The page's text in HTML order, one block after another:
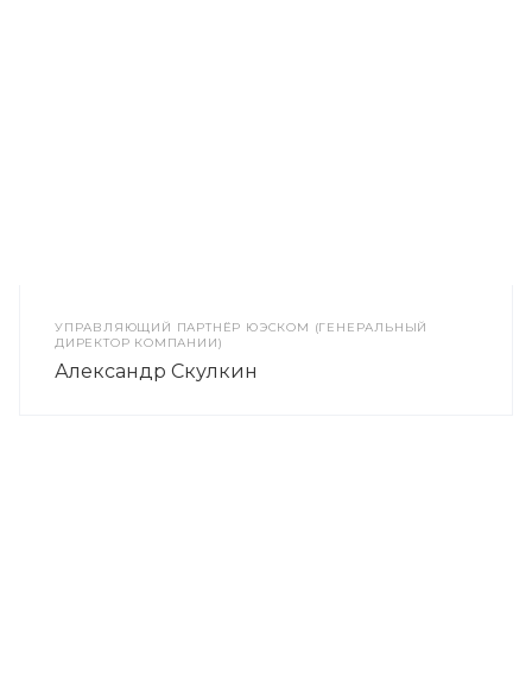
УПРАВЛЯЮЩИЙ ПАРТНЁР ЮЭСКОМ (ГЕНЕРАЛЬНЫЙ
ДИРЕКТОР КОМПАНИИ)
Александр Скулкин